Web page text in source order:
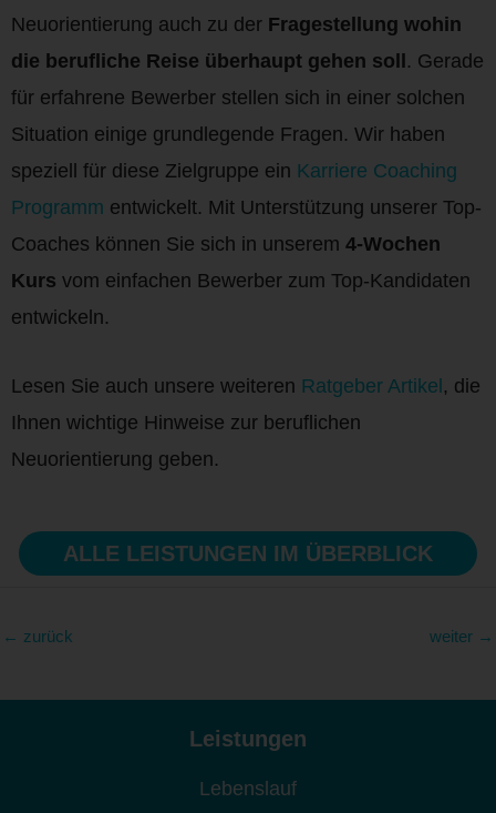
Neuorientierung auch zu der Fragestellung wohin
die berufliche Reise überhaupt gehen soll. Gerade
für erfahrene Bewerber stellen sich in einer solchen
Situation einige grundlegende Fragen. Wir haben
speziell für diese Zielgruppe ein Karriere Coaching
Programm entwickelt. Mit Unterstützung unserer Top-
Coaches können Sie sich in unserem 4-Wochen
Kurs vom einfachen Bewerber zum Top-Kandidaten
entwickeln.
Lesen Sie auch unsere weiteren Ratgeber Artikel, die
Ihnen wichtige Hinweise zur beruflichen
Neuorientierung geben.
ALLE LEISTUNGEN IM ÜBERBLICK
← zurück weiter →
Leistungen
Lebenslauf